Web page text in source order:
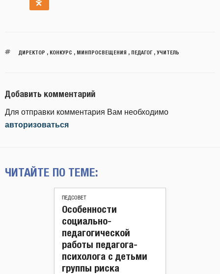
ДИРЕКТОР , КОНКУРС , МИНПРОСВЕЩЕНИЯ , ПЕДАГОГ, УЧИТЕЛЬ
Добавить комментарий
Для отправки комментария Вам необходимо
авторизоваться
ЧИТАЙТЕ ПО ТЕМЕ:
ПЕДСОВЕТ
Особенности
социально-
педагогической
работы педагога-
психолога с детьми
группы риска